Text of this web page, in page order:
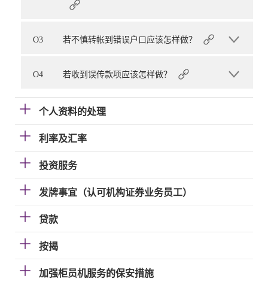
O3 若不慎转帐到错误户口应该怎样做？
O4 若收到误传款项应该怎样做？
个人资料的处理
利率及汇率
投资服务
发牌事宜（认可机构证券业务员工）
贷款
按揭
加强柜员机服务的保安措施